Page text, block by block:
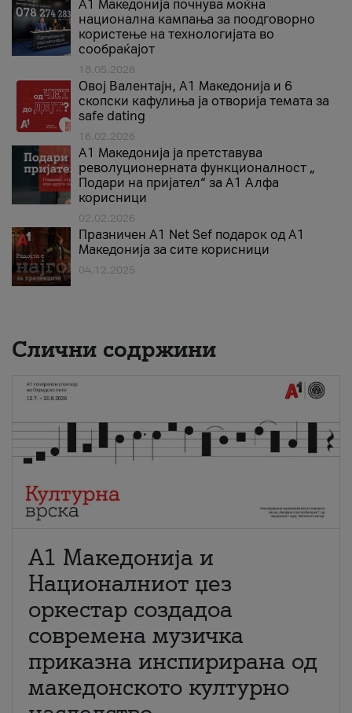
A1 Македонија почнува моќна
национална кампања за поодговорно
користење на технологијата во
сообраќајот
18.05.2026
Овој Валентајн, A1 Македонија и 6
скопски кафулиња ја отворија темата за
safe dating
16.02.2026
А1 Македонија ја претставува
револуционерната функционалност „
Подари на пријател“ за А1 Алфа
корисници
02.02.2026
Празничен A1 Net Sеf подарок од А1
Македонија за сите корисници
04.12.2025
Слични содржини
А1 Македонија и
Националниот џез
оркестар создадоа
современа музичка
приказна инспирирана од
македонското културно